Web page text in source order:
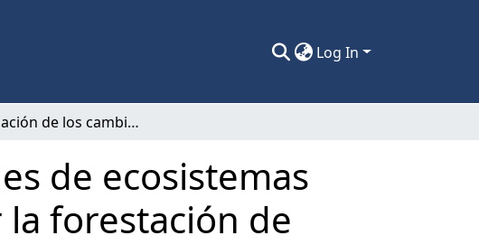
Log In
Evaluación de los cambios estructurales de ecosistemas microbianos edáficos provocados por la forestación de praderas uruguayas.
de ecosistemas
forestación de